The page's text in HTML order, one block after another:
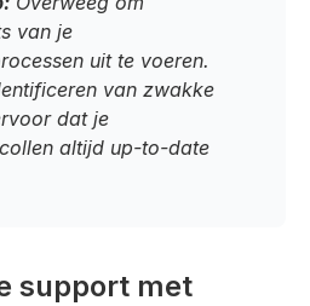
van je
uit te voeren.
van zwakke
dat je
altijd up-to-date
support met